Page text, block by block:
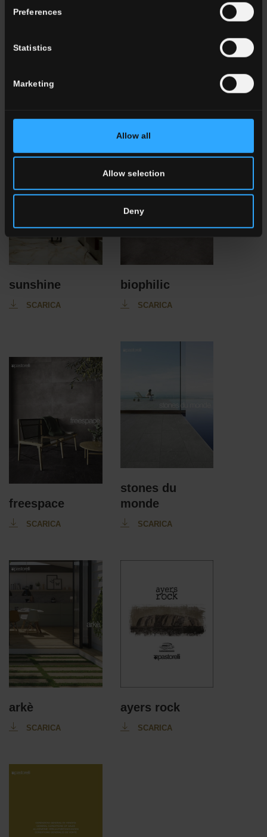
Preferences
Statistics
Marketing
Allow all
Allow selection
Deny
mindwalk
sunshine
SCARICA
biophilic
SCARICA
freespace
SCARICA
stones du
monde
SCARICA
arkè
SCARICA
ayers rock
SCARICA